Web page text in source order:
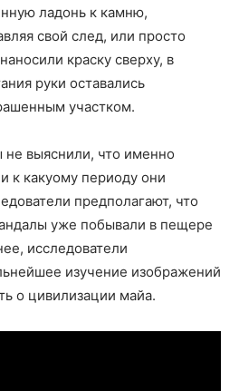
ладонь к камню,
свой след, или просто
краску сверху, в
руки оставались
участком.
не выяснили, что именно
к какуому периоду они
предполагают, что
уже побывали в пещере
исследователи
изучение изображений
о цивилизации майа.